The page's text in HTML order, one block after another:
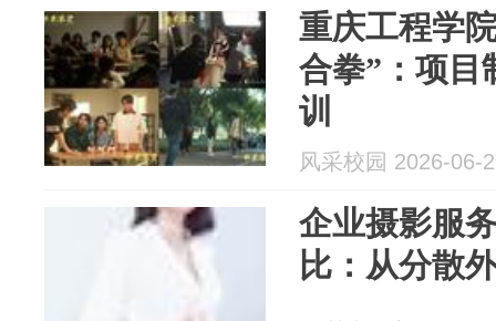
重庆工程学
合拳”：项目
训
风采校园 2026-06-
企业摄影服
比：从分散